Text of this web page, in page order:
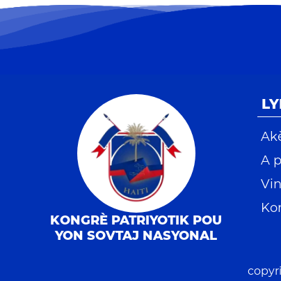
KONGRÈ PATRIYOTIK POU
YON SOVTAJ NASYONAL
A